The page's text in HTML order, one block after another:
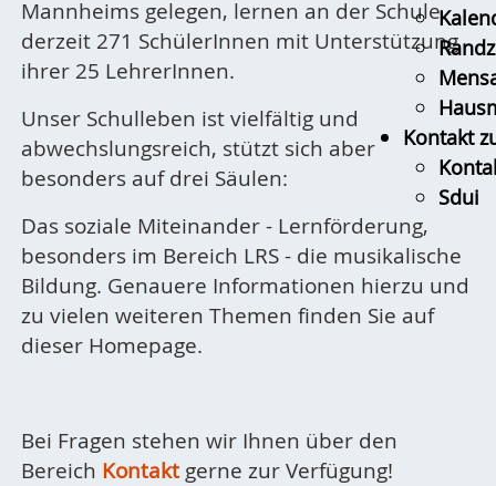
Kontakt
Sdui
Mannheims gelegen, lernen an der Schule
derzeit 271 SchülerInnen mit Unterstützung
ihrer 25 LehrerInnen.
Unser Schulleben ist vielfältig und
abwechslungsreich, stützt sich aber
besonders auf drei Säulen:
Das soziale Miteinander - Lernförderung,
besonders im Bereich LRS - die musikalische
Bildung. Genauere Informationen hierzu und
zu vielen weiteren Themen finden Sie auf
dieser Homepage.
Bei Fragen stehen wir Ihnen über den
Bereich Kontakt gerne zur Verfügung!